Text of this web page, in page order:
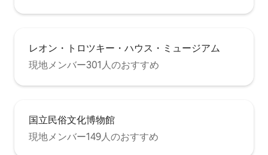
レオン・トロツキー・ハウス・ミュージアム
現地メンバー301人のおすすめ
国立民俗文化博物館
現地メンバー149人のおすすめ